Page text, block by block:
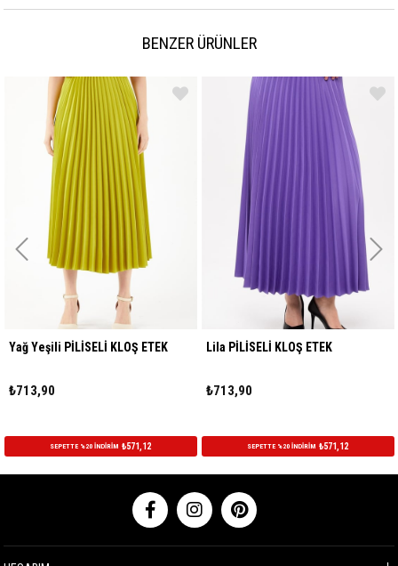
BENZER ÜRÜNLER
Yağ Yeşili PİLİSELİ KLOŞ ETEK
₺713,90
SEPETTE %20 İNDİRİM ₺571,12
Lila PİLİSELİ KLOŞ ETEK
₺713,90
SEPETTE %20 İNDİRİM ₺571,12